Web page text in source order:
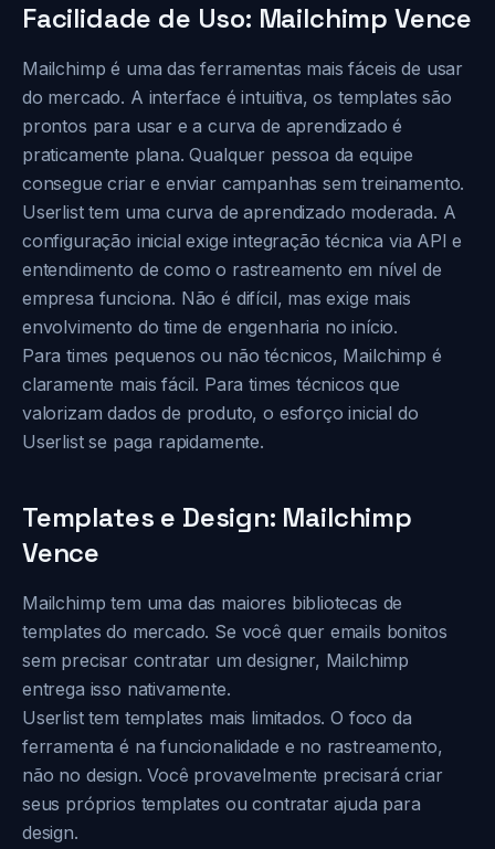
Facilidade de Uso: Mailchimp Vence
Mailchimp é uma das ferramentas mais fáceis de usar
do mercado. A interface é intuitiva, os templates são
prontos para usar e a curva de aprendizado é
praticamente plana. Qualquer pessoa da equipe
consegue criar e enviar campanhas sem treinamento.
Userlist tem uma curva de aprendizado moderada. A
configuração inicial exige integração técnica via API e
entendimento de como o rastreamento em nível de
empresa funciona. Não é difícil, mas exige mais
envolvimento do time de engenharia no início.
Para times pequenos ou não técnicos, Mailchimp é
claramente mais fácil. Para times técnicos que
valorizam dados de produto, o esforço inicial do
Userlist se paga rapidamente.
Templates e Design: Mailchimp
Vence
Mailchimp tem uma das maiores bibliotecas de
templates do mercado. Se você quer emails bonitos
sem precisar contratar um designer, Mailchimp
entrega isso nativamente.
Userlist tem templates mais limitados. O foco da
ferramenta é na funcionalidade e no rastreamento,
não no design. Você provavelmente precisará criar
seus próprios templates ou contratar ajuda para
design.